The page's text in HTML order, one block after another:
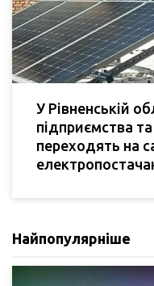
У Рівненській
підприємства
переходять на
Найпопулярніше